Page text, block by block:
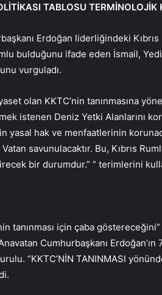
TABLOSU TERMİNOLOJİK
Erdoğan liderliğindeki Kıbrıs
bulduğunu ifade eden İsmail, Yedi
vurguladı.
olan KKTC’nin tanınmasına
istenen Deniz Yetki Alanlarını
yasal hak ve menfaatlerinin
savunulacaktır. Bu, Kıbrıs
bir durumdur.” ” terimlerini
tanınması için çaba
Cumhurbaşkanı Erdoğan’ın
“KKTC’NİN TANINMASI